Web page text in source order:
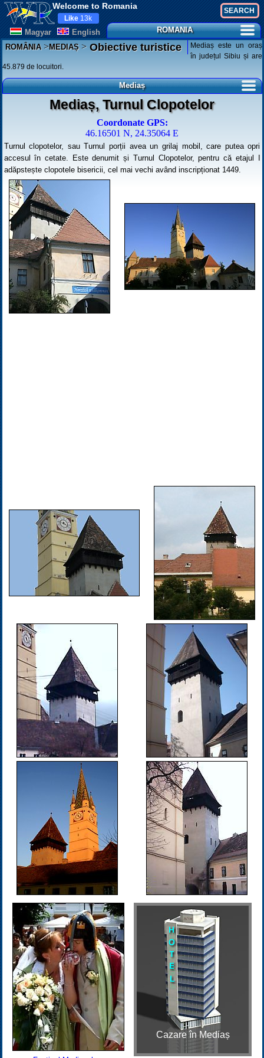
Welcome to Romania
Magyar English
Like 13k
ROMANIA
ROMÂNIA>MEDIAȘ>Obiective turistice
Mediaș este un oraș
în județul Sibiu și are
45.879 de locuitori.
Mediaș
Mediaș, Turnul Clopotelor
Coordonate GPS:
46.16501 N, 24.35064 E
Turnul clopotelor, sau Turnul porții avea un grilaj mobil, care putea opri
accesul în cetate. Este denumit și Turnul Clopotelor, pentru că etajul I
adăpstește clopotele bisericii, cel mai vechi având inscripționat 1449.
Cazare în Mediaș